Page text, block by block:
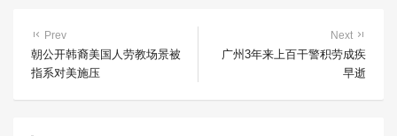
Prev
朝公开韩裔美国人劳教场景被
指系对美施压
Next
广州3年来上百干警积劳成疾
早逝